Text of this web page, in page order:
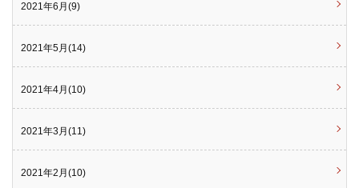
2021年6月(9)
2021年5月(14)
2021年4月(10)
2021年3月(11)
2021年2月(10)